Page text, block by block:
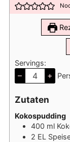
Servings:
– +
Zutaten
Kokospudding
400 ml
2 EL